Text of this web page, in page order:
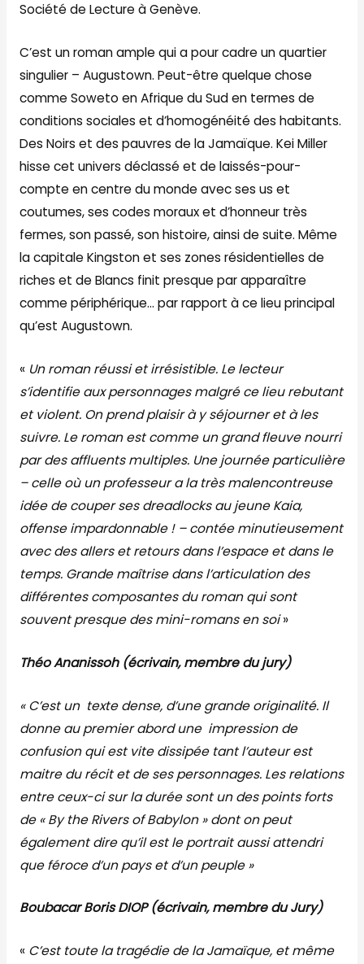
Société de Lecture à Genève.
C’est un roman ample qui a pour cadre un quartier
singulier – Augustown. Peut-être quelque chose
comme Soweto en Afrique du Sud en termes de
conditions sociales et d’homogénéité des habitants.
Des Noirs et des pauvres de la Jamaïque. Kei Miller
hisse cet univers déclassé et de laissés-pour-
compte en centre du monde avec ses us et
coutumes, ses codes moraux et d’honneur très
fermes, son passé, son histoire, ainsi de suite. Même
la capitale Kingston et ses zones résidentielles de
riches et de Blancs finit presque par apparaître
comme périphérique… par rapport à ce lieu principal
qu’est Augustown.
« Un roman réussi et irrésistible. Le lecteur
s’identifie aux personnages malgré ce lieu rebutant
et violent. On prend plaisir à y séjourner et à les
suivre. Le roman est comme un grand fleuve nourri
par des affluents multiples. Une journée particulière
– celle où un professeur a la très malencontreuse
idée de couper ses dreadlocks au jeune Kaia,
offense impardonnable ! – contée minutieusement
avec des allers et retours dans l’espace et dans le
temps. Grande maîtrise dans l’articulation des
différentes composantes du roman qui sont
souvent presque des mini-romans en soi»
Théo Ananissoh (écrivain, membre du jury)
« C’est un texte dense, d’une grande originalité. Il
donne au premier abord une impression de
confusion qui est vite dissipée tant l’auteur est
maitre du récit et de ses personnages. Les relations
entre ceux-ci sur la durée sont un des points forts
de « By the Rivers of Babylon » dont on peut
également dire qu’il est le portrait aussi attendri
que féroce d’un pays et d’un peuple »
Boubacar Boris DIOP (écrivain, membre du Jury)
« C’est toute la tragédie de la Jamaïque, et même